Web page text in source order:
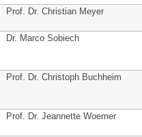
Prof. Dr. Christian Meyer
Dr. Marco Sobiech
Prof. Dr. Christoph Buchheim
Prof. Dr. Jeannette Woerner